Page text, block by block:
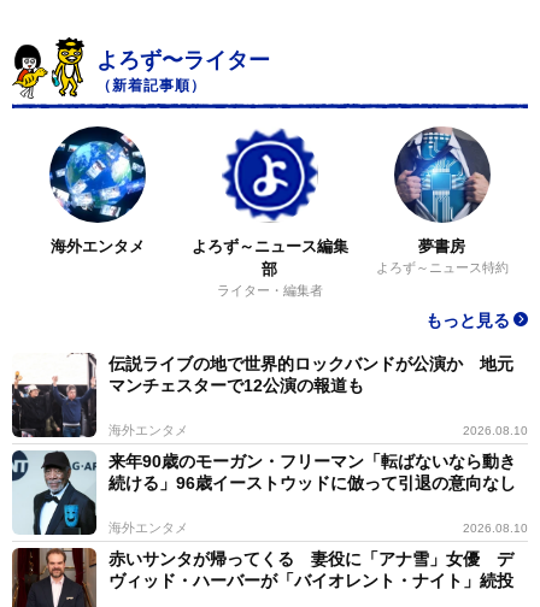
よろず〜ライター
（新着記事順）
海外エンタメ
よろず～ニュース編集
部
ライター・編集者
夢書房
よろず～ニュース特約
もっと見る
伝説ライブの地で世界的ロックバンドが公演か 地元
マンチェスターで12公演の報道も
海外エンタメ 2026.08.10
来年90歳のモーガン・フリーマン「転ばないなら動き
続ける」96歳イーストウッドに倣って引退の意向なし
海外エンタメ 2026.08.10
赤いサンタが帰ってくる 妻役に「アナ雪」女優 デ
ヴィッド・ハーバーが「バイオレント・ナイト」続投